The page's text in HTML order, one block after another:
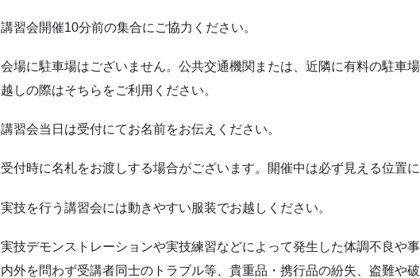
講習会開催10分前の集合にご協力ください。
会場に駐車場はございません。公共交通機関または、近隣に有料の駐車
越しの際はそちらをご利用ください。
講習会当日は受付にてお名前をお伝えください。
受付時に名札をお渡しする場合がございます。開催中は必ず見える位置に
実技を行う講習会には動きやすい服装でお越しください。
実技デモンストレーションや実技練習などによって発生した体調不良や
内外を問わず受講者同士のトラブル等、貴重品・携行品の紛失、盗難や